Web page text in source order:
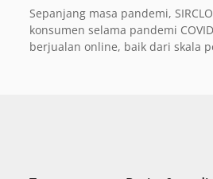
Sepanjang masa pandemi,
konsumen selama pandemi
berjualan online, baik dari skala